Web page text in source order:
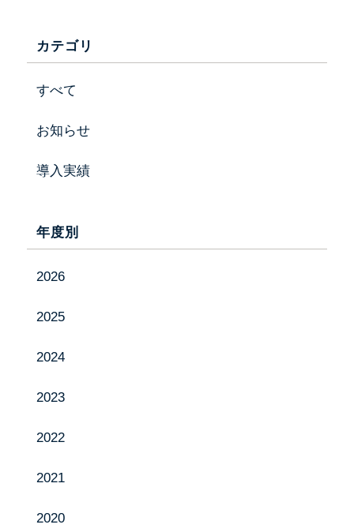
投げ込み肥料特集ページ
カテゴリ
すべて
お知らせ
導入実績
年度別
2026
2025
2024
2023
2022
2021
2020